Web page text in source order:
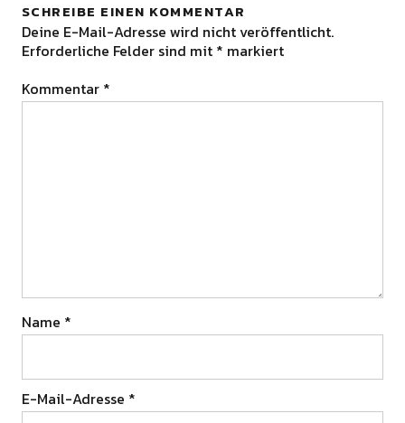
SCHREIBE EINEN KOMMENTAR
Deine E-Mail-Adresse wird nicht veröffentlicht.
Erforderliche Felder sind mit * markiert
Kommentar *
Name *
E-Mail-Adresse *